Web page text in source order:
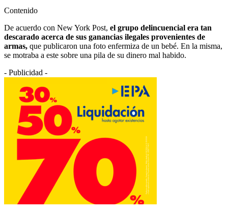
Contenido
De acuerdo con New York Post, el grupo delincuencial era tan
descarado acerca de sus ganancias ilegales provenientes de
armas, que publicaron una foto enfermiza de un bebé. En la misma,
se motraba a este sobre una pila de su dinero mal habido.
- Publicidad -